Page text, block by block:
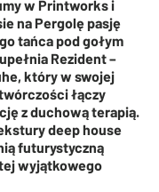
w Printworks i
na Pergolę pasję
tańca pod gołym
Rezident –
który w swojej
łączy
z duchową terapią.
deep house
futurystyczną
wyjątkowego